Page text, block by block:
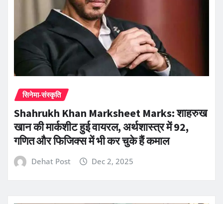
सिनेमा-संस्कृति
Shahrukh Khan Marksheet Marks: शाहरुख
खान की मार्कशीट हुई वायरल, अर्थशास्त्र में 92,
गणित और फिजिक्स में भी कर चुके हैं कमाल
Dehat Post Dec 2, 2025